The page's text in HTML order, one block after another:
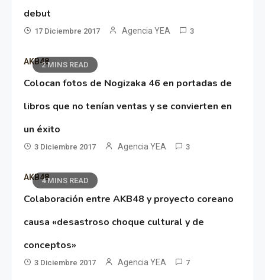
debut
17 Diciembre 2017 Agencia YEA 3
2 MINS READ
AKB48
Colocan fotos de Nogizaka 46 en portadas de
libros que no tenían ventas y se convierten en
un éxito
3 Diciembre 2017 Agencia YEA 3
4 MINS READ
AKB48
Colaboración entre AKB48 y proyecto coreano
causa «desastroso choque cultural y de
conceptos»
3 Diciembre 2017 Agencia YEA 7